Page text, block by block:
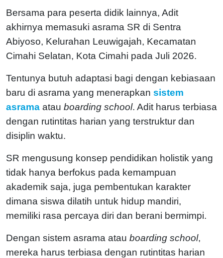
Bersama para peserta didik lainnya, Adit
akhirnya memasuki asrama SR di Sentra
Abiyoso, Kelurahan Leuwigajah, Kecamatan
Cimahi Selatan, Kota Cimahi pada Juli 2026.
Tentunya butuh adaptasi bagi dengan kebiasaan
baru di asrama yang menerapkan sistem
asrama atau boarding school. Adit harus terbiasa
dengan rutintitas harian yang terstruktur dan
disiplin waktu.
SR mengusung konsep pendidikan holistik yang
tidak hanya berfokus pada kemampuan
akademik saja, juga pembentukan karakter
dimana siswa dilatih untuk hidup mandiri,
memiliki rasa percaya diri dan berani bermimpi.
Dengan sistem asrama atau boarding school,
mereka harus terbiasa dengan rutintitas harian